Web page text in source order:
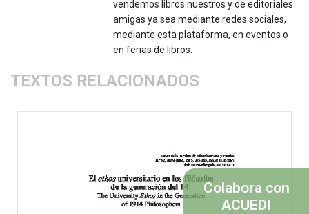
vendemos libros nuestros y de editoriales
amigas ya sea mediante redes sociales,
mediante esta plataforma, en eventos o
en ferias de libros.
TEXTOS RELACIONADOS
Colabora con
ACUEDI